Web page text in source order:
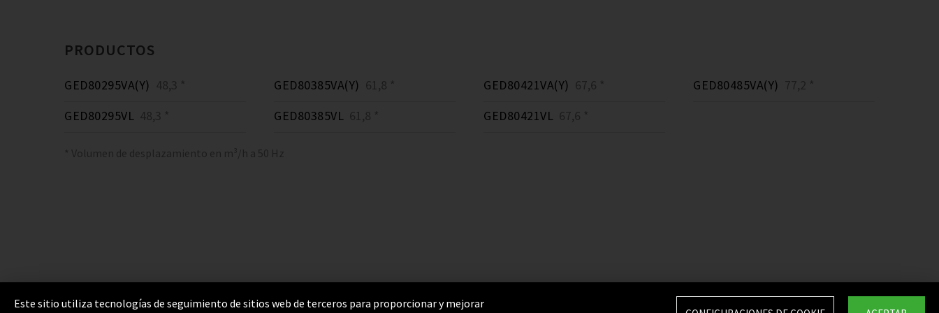
PRODUCTOS
GED80295VA(Y) 48,3 * GED80385VA(Y) 61,8 * GED80421VA(Y) 67,6 * GED80485VA(Y) 77,2 *
GED80295VL 48,3 * GED80385VL 61,8 * GED80421VL 67,6 *
* Volumen de desplazamiento en m³/h a 50 Hz
Este sitio utiliza tecnologías de seguimiento de sitios web de terceros para proporcionar y mejorar